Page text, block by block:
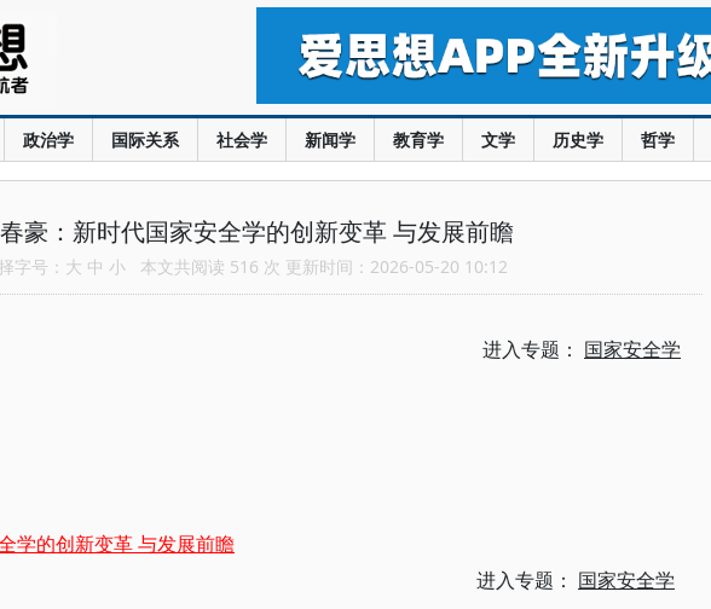
政治学 国际关系 社会学 新闻学 教育学 文学 历史学 哲学
豪：新时代国家安全学的创新变革 与发展前瞻
字号： 大 中 小 本文共阅读 516 次 更新时间：2026-05-20 10:12
进入专题： 国家安全学
学的创新变革 与发展前瞻
进入专题： 国家安全学